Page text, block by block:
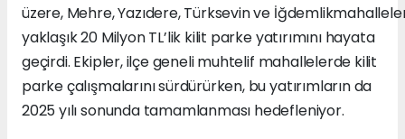
üzere, Mehre, Yazıdere, Türksevin ve
yaklaşık 20 Milyon TL’lik kilit parke yatırımını hayata
geçirdi. Ekipler, ilçe geneli muhtelif mahallelerde kilit
parke çalışmalarını sürdürürken, bu yatırımların da
2025 yılı sonunda tamamlanması hedefleniyor.